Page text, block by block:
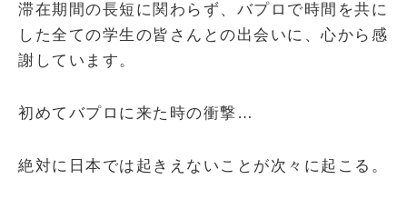
滞在期間の長短に関わらず、バプロで時間を共に
した全ての学生の皆さんとの出会いに、心から感
謝しています。
初めてバプロに来た時の衝撃…
絶対に日本では起きえないことが次々に起こる。